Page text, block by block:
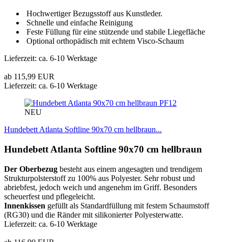
Hochwertiger Bezugsstoff aus Kunstleder.
Schnelle und einfache Reinigung
Feste Füllung für eine stützende und stabile Liegefläche
Optional orthopädisch mit echtem Visco-Schaum
Lieferzeit: ca. 6-10 Werktage
ab 115,99 EUR
Lieferzeit: ca. 6-10 Werktage
PF12
NEU
Hundebett Atlanta Softline 90x70 cm hellbraun...
Hundebett Atlanta Softline 90x70 cm hellbraun
Der Oberbezug besteht aus einem angesagten und trendigem
Strukturpolsterstoff zu 100% aus Polyester. Sehr robust und
abriebfest, jedoch weich und angenehm im Griff. Besonders
scheuerfest und pflegeleicht.
Innenkissen gefüllt als Standardfüllung mit festem Schaumstoff
(RG30) und die Ränder mit silikonierter Polyesterwatte.
Lieferzeit: ca. 6-10 Werktage